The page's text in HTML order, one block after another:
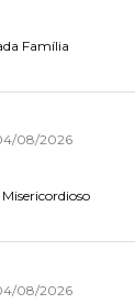
Família
08/2026
08/2026